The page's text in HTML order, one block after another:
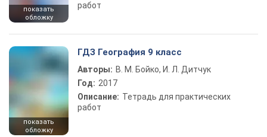
показать
обложку
работ
показать
обложку
ГДЗ География 9 класс
Авторы: В. М. Бойко, И. Л. Дитчук
Год: 2017
Описание: Тетрадь для практических
работ